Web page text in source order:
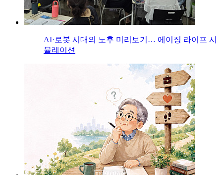
AI·로봇 시대의 노후 미리보기… 에이징 라이프 시
뮬레이션